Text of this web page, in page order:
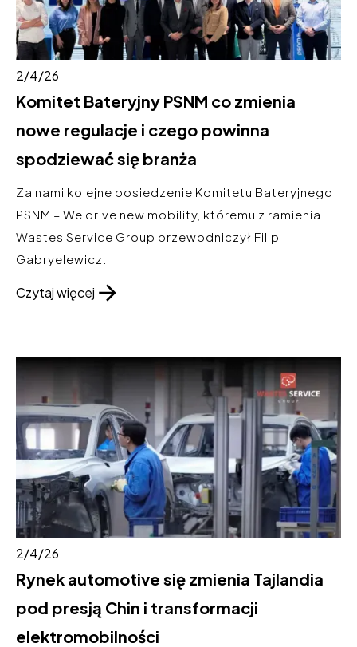
2/4/26
Komitet Bateryjny PSNM co zmienia
nowe regulacje i czego powinna
spodziewać się branża
Za nami kolejne posiedzenie Komitetu Bateryjnego
PSNM – We drive new mobility, któremu z ramienia
Wastes Service Group przewodniczył Filip
Gabryelewicz.
Czytaj więcej
2/4/26
Rynek automotive się zmienia Tajlandia
pod presją Chin i transformacji
elektromobilności